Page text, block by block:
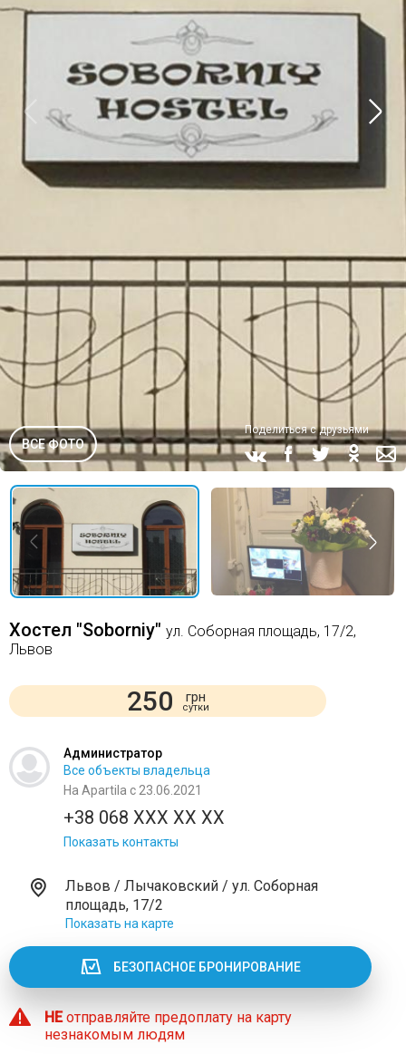
ВСЕ ФОТО
Поделиться с друзьями
Хостел "Soborniy" ул. Соборная площадь, 17/2,
Львов
250 грн
сутки
Администратор
Все объекты владельца
На Apartila с 23.06.2021
+38 068 XXX XX XX
Показать контакты
Львов / Лычаковский / ул. Соборная
площадь, 17/2
Показать на карте
БЕЗОПАСНОЕ БРОНИРОВАНИЕ
НЕотправляйте предоплату на карту
незнакомым людям